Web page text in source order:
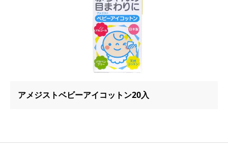
アメジストベビーアイコットン20入